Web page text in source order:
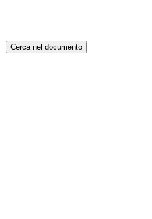
Cerca nel documento